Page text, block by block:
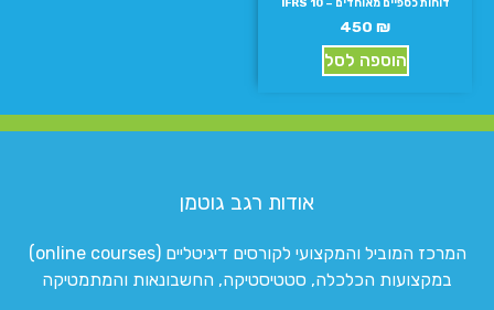
דוחות כספיים מאוחדים – IFRS 10
450 ₪
הוספה לסל
אודות רגב גוטמן
המרכז המוביל והמקצועי לקורסים דיגיטליים (online courses)
במקצועות הכלכלה, סטטיסטיקה, החשבונאות והמתמטיקה